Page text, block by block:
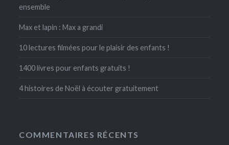
ensemble
Max et lapin : Max a grandi
10 lectures filmées pour le plaisir des enfants !
1400 livres pour enfants gratuits !
4 histoires de Noël à écouter gratuitement
COMMENTAIRES RÉCENTS